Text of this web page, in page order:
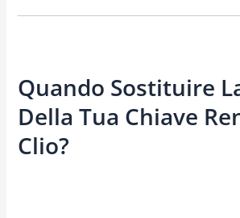
Quando Sostituire
Della Tua Chiave
Clio?